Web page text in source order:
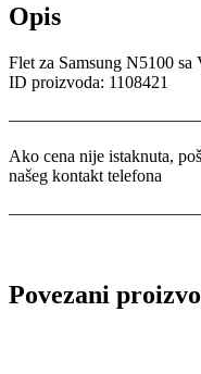
Opis
Flet za Samsung N5100 sa
ID proizvoda: 1108421
Ako cena nije istaknuta,
našeg kontakt telefona
Povezani